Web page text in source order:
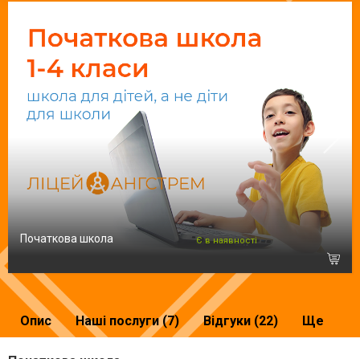
Початкова школа Є в наявності
Опис Наші послуги (7) Відгуки (22) Ще